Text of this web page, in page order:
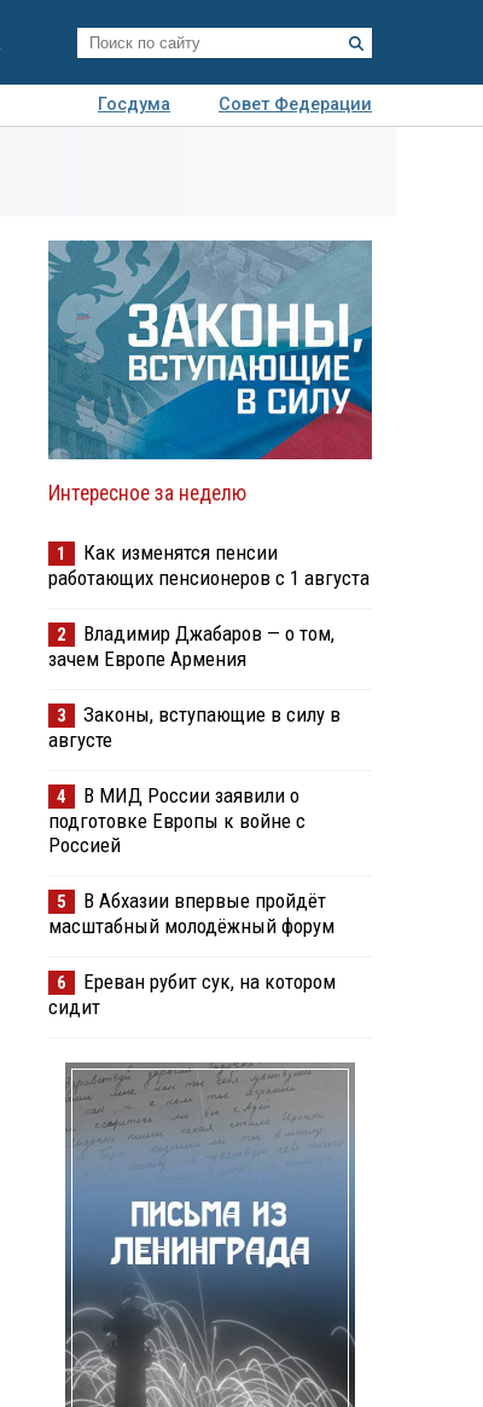
Госдума
Совет Федерации
Интересное за неделю
1
Как изменятся пенсии
работающих пенсионеров с 1 августа
2
Владимир Джабаров — о том,
зачем Европе Армения
3
Законы, вступающие в силу в
августе
4
В МИД России заявили о
подготовке Европы к войне с
Россией
5
В Абхазии впервые пройдёт
масштабный молодёжный форум
6
Ереван рубит сук, на котором
сидит